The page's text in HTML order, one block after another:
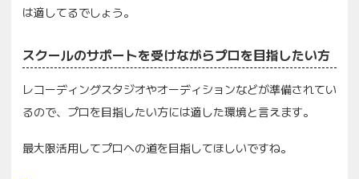
は適してるでしょう。
スクールのサポートを受けながらプロを目指したい方
レコーディングスタジオやオーディションなどが準備されてい
るので、プロを目指したい方には適した環境と言えます。
最大限活用してプロへの道を目指してほしいですね。